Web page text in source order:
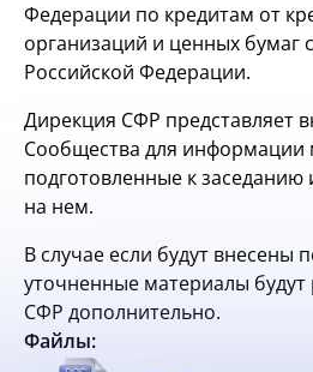
Федерации по кредитам от
организаций и ценных бумаг
Российской Федерации.
Дирекция СФР представляет
Сообщества для информации
подготовленные к
на нем.
В случае если будут внесены
уточненные материалы
СФР дополнительно.
Файлы: